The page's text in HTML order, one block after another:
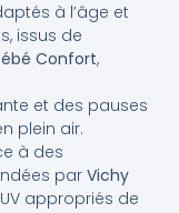
à l’âge et
issus de
Confort,
et des pauses
plein air.
à des
par Vichy
appropriés de